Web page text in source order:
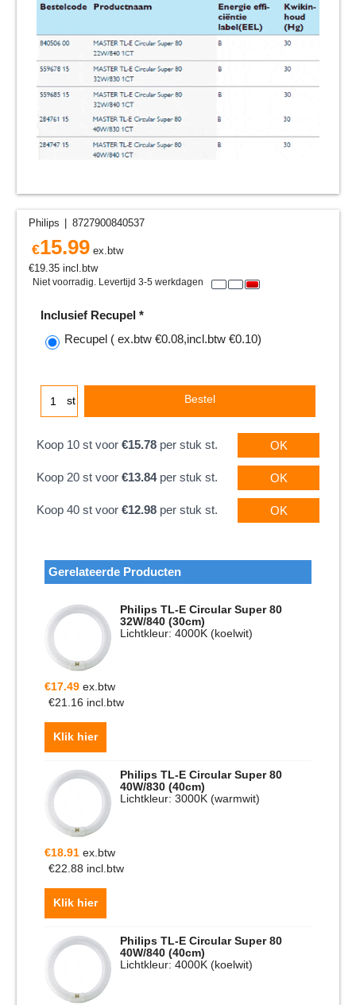
Philips 8727900840537
€15.99 ex.btw
€19.35 incl.btw
Niet voorradig. Levertijd 3-5 werkdagen
Inclusief Recupel *
Recupel ( ex.btw €0.08,incl.btw €0.10)
st Bestel
Koop 10 st voor €15.78 per stuk st. OK
Koop 20 st voor €13.84per stuk st. OK
Koop 40 st voor €12.98 per stuk st. OK
Gerelateerde Producten
Philips TL-E Circular Super 80
32W/840 (30cm)
Lichtkleur: 4000K (koelwit)
€17.49 ex.btw
€21.16 incl.btw
Klik hier
Philips TL-E Circular Super 80
40W/830 (40cm)
Lichtkleur: 3000K (warmwit)
€18.91 ex.btw
€22.88 incl.btw
Klik hier
Philips TL-E Circular Super 80
40W/840 (40cm)
Lichtkleur: 4000K (koelwit)